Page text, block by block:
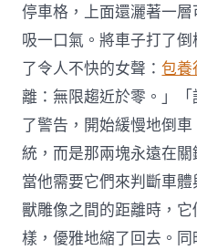
停車格，上面還灑著一
吸一口氣。將車子打了
了令人不快的女聲：包養
離：無限趨近於零。」
了警告，開始緩慢地倒
統，而是那兩塊永遠在
當他需要它們來判斷車
獸雕像之間的距離時，
樣，優雅地縮了回去。